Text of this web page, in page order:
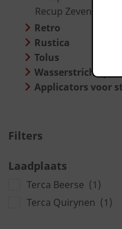
Recup Zevendonkse
Retro
Rustica
Tolus
Wasserstrich
Applicators voor
Filters
Laadplaats
Terca Beerse (1)
Terca Quirynen (1)